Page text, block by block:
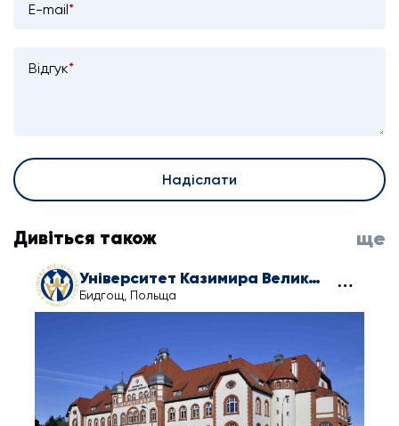
E-mail*
Відгук*
Надіслати
Дивіться також ще
Університет Казимира Великого в Бидгощі
Бидгощ, Польща